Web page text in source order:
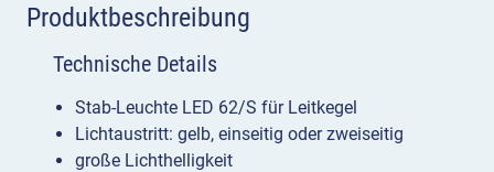
Produktbeschreibung
Technische Details
Stab-Leuchte LED 62/S für Leitkegel
Lichtaustritt: gelb, einseitig oder zweiseitig
große Lichthelligkeit